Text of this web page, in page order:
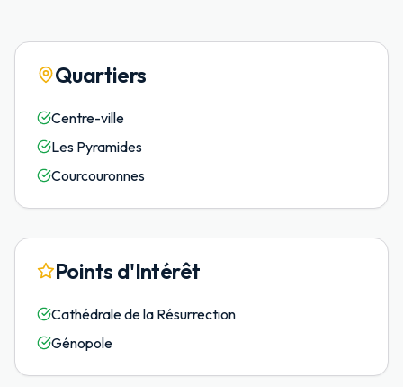
Quartiers
Centre-ville
Les Pyramides
Courcouronnes
Points d'Intérêt
Cathédrale de la Résurrection
Génopole